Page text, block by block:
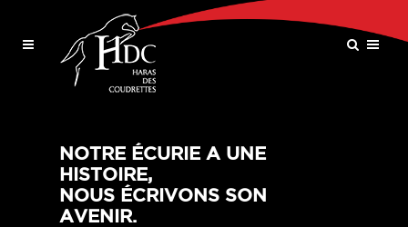
NOTRE ÉCURIE A UNE
HISTOIRE,
NOUS ÉCRIVONS SON
AVENIR.